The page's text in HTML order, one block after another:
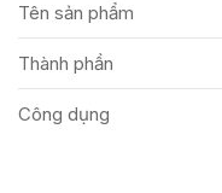
Tên sản phẩm
Thành phần
Công dụng